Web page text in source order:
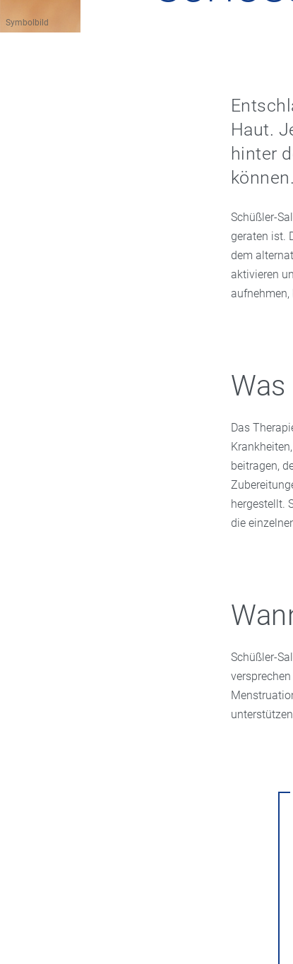
Symbolbild
Haut.
hinter
können.
Schüßler-
geraten ist.
dem
aktivieren
aufnehmen,
Das
beitragen,
hergestellt.
die
Schüßler-